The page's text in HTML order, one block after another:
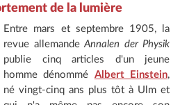
de la lumière
Entre mars et septembre 1905, la
revue allemandeAnnalen der Physik
publie cinq articles d'un jeune
homme dénommé Albert Einstein,
né vingt-cinq ans plus tôt à Ulm et